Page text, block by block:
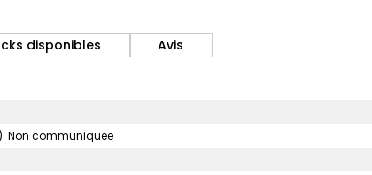
disponibles Avis
Non communiquee